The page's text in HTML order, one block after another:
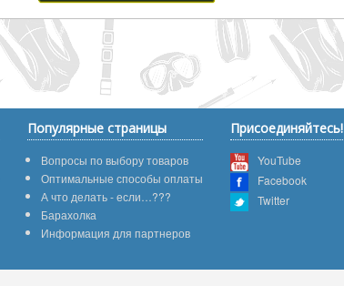
Популярные страницы
Вопросы по выбору товаров
Оптимальные способы оплаты
А что делать - если…???
Барахолка
Информация для партнеров
Присоединяйтесь!
YouTube
Facebook
Twitter